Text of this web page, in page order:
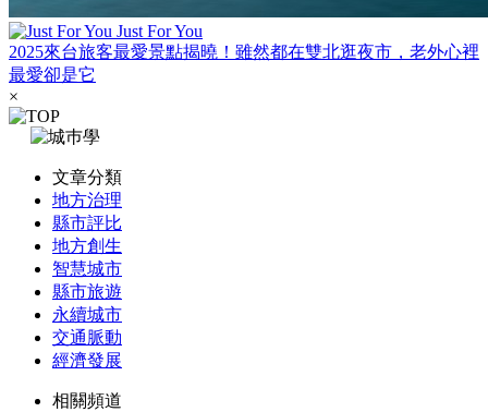
Just For You
2025來台旅客最愛景點揭曉！雖然都在雙北逛夜市，老外心裡
最愛卻是它
×
文章分類
地方治理
縣市評比
地方創生
智慧城市
縣市旅遊
永續城市
交通脈動
經濟發展
相關頻道